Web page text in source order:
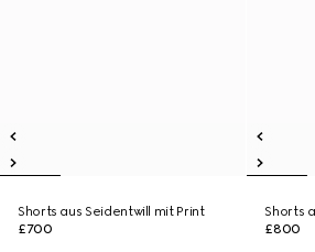
Shorts aus Seidentwill mit Print
£700
Shorts
£800